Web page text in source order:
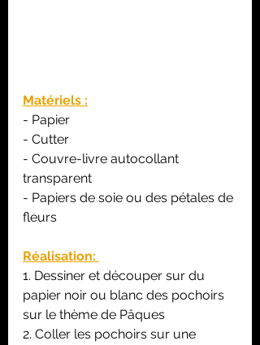
Matériels :
- Papier
- Cutter
- Couvre-livre autocollant
transparent
- Papiers de soie ou des pétales de
fleurs
Réalisation:
1. Dessiner et découper sur du
papier noir ou blanc des pochoirs
sur le thème de Pâques
2. Coller les pochoirs sur une